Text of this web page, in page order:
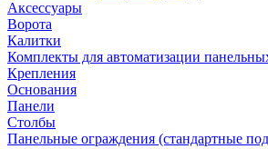
Аксессуары
Ворота
Калитки
Комплекты для автоматизации
Крепления
Основания
Панели
Столбы
Панельные ограждения (стандартные под